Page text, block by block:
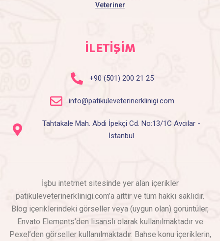
Veteriner
İLETİŞİM
+90 (501) 200 21 25
info@patikuleveterinerklinigi.com
Tahtakale Mah. Abdi İpekçi Cd. No:13/1C Avcılar -
İstanbul
İşbu intetrnet sitesinde yer alan içerikler
patikuleveterinerklinigi.com’a aittir ve tüm hakkı saklıdır.
Blog içeriklerindeki görseller veya (uygun olan) görüntüler,
Envato Elements’den lisanslı olarak kullanılmaktadır ve
Pexel’den görseller kullanılmaktadır. Bahse konu içeriklerin,